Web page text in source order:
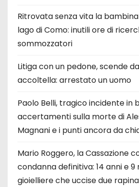
Ritrovata senza vita la
lago di Como: inutili ore di
sommozzatori
Litiga con un pedone, scende
accoltella: arrestato un uomo
Paolo Belli, tragico incidente in
accertamenti sulla morte di
Magnani e i punti ancora da
Mario Roggero, la Cassazione
condanna definitiva: 14 anni e 9
gioielliere che uccise due